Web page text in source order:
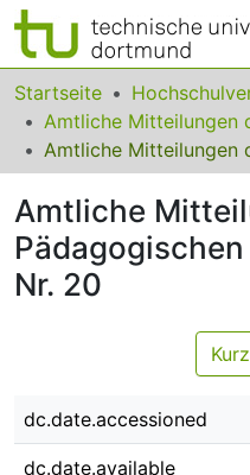
Bereiche & Sammlungen
Das gesamte
FAQ
Leitlinien
Zurück zur Startseite
Startseite
Amtliche
Nr. 20
dc.date.accessioned
dc.date.available